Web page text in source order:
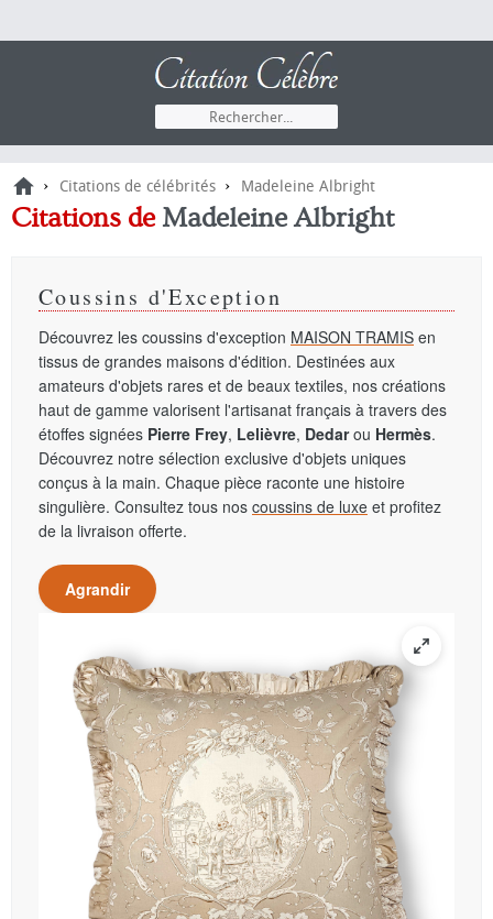
› Citations de célébrités › Madeleine Albright
Citations de Madeleine Albright
Coussins d'Exception
Découvrez les coussins d'exception MAISON TRAMIS en
tissus de grandes maisons d'édition. Destinées aux
amateurs d'objets rares et de beaux textiles, nos créations
haut de gamme valorisent l'artisanat français à travers des
étoffes signées Pierre Frey, Lelièvre, Dedarou Hermès.
Découvrez notre sélection exclusive d'objets uniques
conçus à la main. Chaque pièce raconte une histoire
singulière. Consultez tous nos coussins de luxe et profitez
de la livraison offerte.
Agrandir